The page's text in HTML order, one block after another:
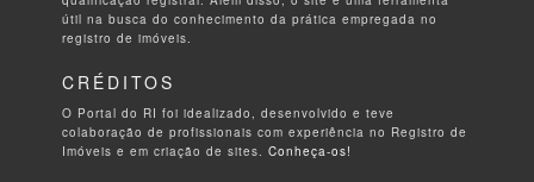
útil na busca do conhecimento da prática empregada no
registro de imóveis.
CRÉDITOS
O Portal do RI foi idealizado, desenvolvido e teve
colaboração de profissionais com experiência no Registro de
Imóveis e em criação de sites.Conheça-os!